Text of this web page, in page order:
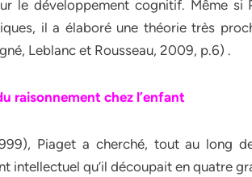
le développement cognitif. Même si
il a élaboré une théorie très
Leblanc et Rousseau, 2009, p.6) .
raisonnement chez l’enfant
Piaget a cherché, tout au long
intellectuel qu’il découpait en quatre